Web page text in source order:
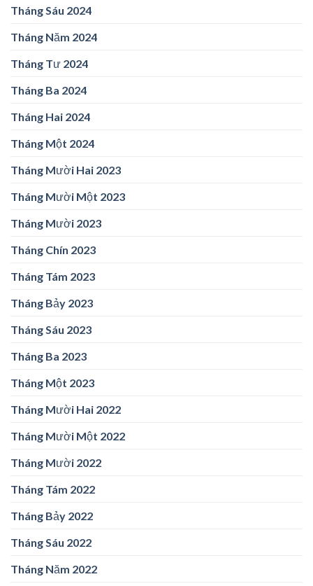
Tháng Sáu 2024
Tháng Năm 2024
Tháng Tư 2024
Tháng Ba 2024
Tháng Hai 2024
Tháng Một 2024
Tháng Mười Hai 2023
Tháng Mười Một 2023
Tháng Mười 2023
Tháng Chín 2023
Tháng Tám 2023
Tháng Bảy 2023
Tháng Sáu 2023
Tháng Ba 2023
Tháng Một 2023
Tháng Mười Hai 2022
Tháng Mười Một 2022
Tháng Mười 2022
Tháng Tám 2022
Tháng Bảy 2022
Tháng Sáu 2022
Tháng Năm 2022